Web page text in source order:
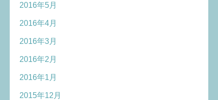
2016年5月
2016年4月
2016年3月
2016年2月
2016年1月
2015年12月